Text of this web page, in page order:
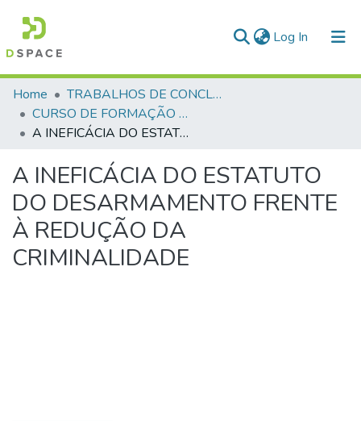
Log In (current)
Communities & Collections
All of DSpace
Home
TRABALHOS DE CONCLUSÃO DE CURSO - CFP (CURSO DE FORMAÇÃO DE PRAÇAS)
CURSO DE FORMAÇÃO DE PRAÇAS - CFP - 2018
A INEFICÁCIA DO ESTATUTO DO DESARMAMENTO FRENTE À REDUÇÃO DA CRIMINALIDADE
A INEFICÁCIA DO ESTATUTO
DO DESARMAMENTO FRENTE
À REDUÇÃO DA
CRIMINALIDADE